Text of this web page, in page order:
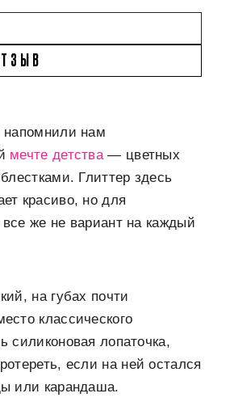
напомнили нам
мечте детства— цветных
Глиттер здесь
красиво, но для
же не вариант на каждый
на губах почти
классического
силиконовая лопаточка,
если на ней остался
или карандаша.